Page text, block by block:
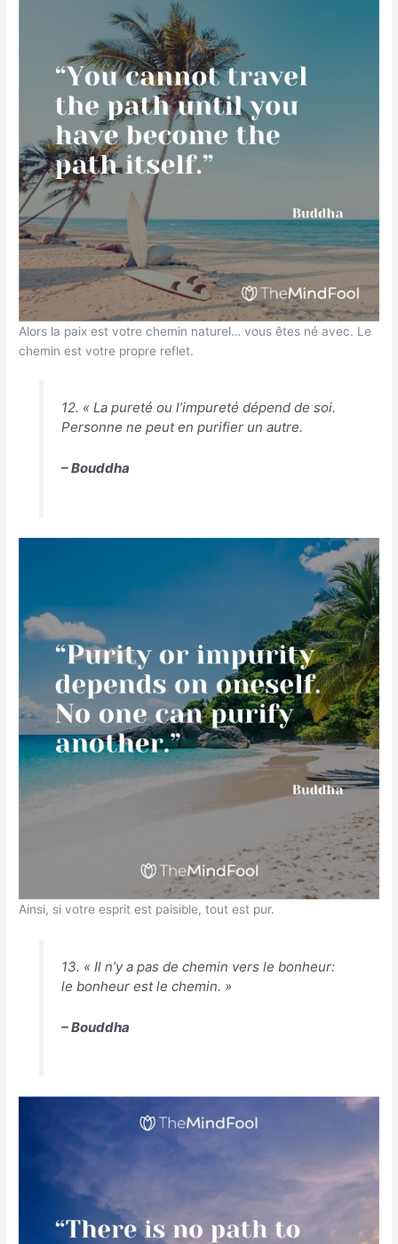
Alors la paix est votre chemin naturel… vous êtes né avec. Le
chemin est votre propre reflet.
12. « La pureté ou l’impureté dépend de soi.
Personne ne peut en purifier un autre.
– Bouddha
Ainsi, si votre esprit est paisible, tout est pur.
13. « Il n’y a pas de chemin vers le bonheur:
le bonheur est le chemin. »
– Bouddha